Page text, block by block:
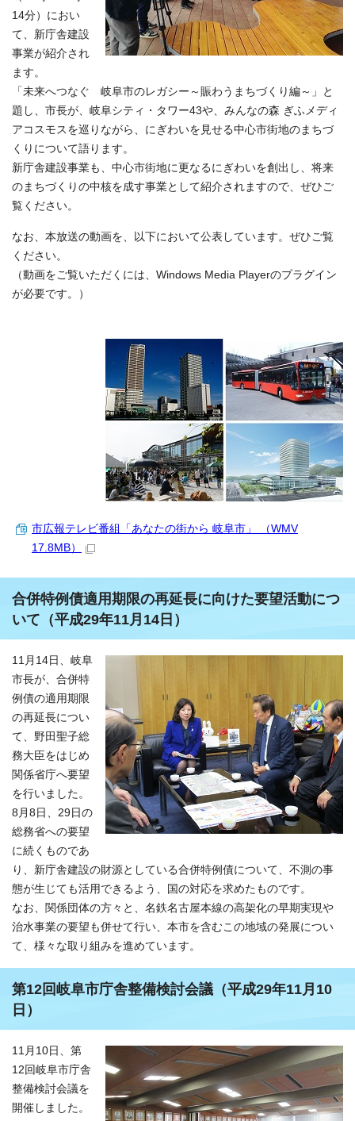
14分）におい
て、新庁舎建設
事業が紹介され
ます。
「未来へつなぐ 岐阜市のレガシー～賑わうまちづくり編～」と
題し、市長が、岐阜シティ・タワー43や、みんなの森 ぎふメディ
アコスモスを巡りながら、にぎわいを見せる中心市街地のまちづ
くりについて語ります。
新庁舎建設事業も、中心市街地に更なるにぎわいを創出し、将来
のまちづくりの中核を成す事業として紹介されますので、ぜひご
覧ください。
なお、本放送の動画を、以下において公表しています。ぜひご覧
ください。
（動画をご覧いただくには、Windows Media Playerのプラグイン
が必要です。）
市広報テレビ番組「あなたの街から 岐阜市」 （WMV
17.8MB）
合併特例債適用期限の再延長に向けた要望活動につ
いて（平成29年11月14日）
11月14日、岐阜
市長が、合併特
例債の適用期限
の再延長につい
て、野田聖子総
務大臣をはじめ
関係省庁へ要望
を行いました。
8月8日、29日の
総務省への要望
に続くものであ
り、新庁舎建設の財源としている合併特例債について、不測の事
態が生じても活用できるよう、国の対応を求めたものです。
なお、関係団体の方々と、名鉄名古屋本線の高架化の早期実現や
治水事業の要望も併せて行い、本市を含むこの地域の発展につい
て、様々な取り組みを進めています。
第12回岐阜市庁舎整備検討会議（平成29年11月10
日）
11月10日、第
12回岐阜市庁舎
整備検討会議を
開催しました。